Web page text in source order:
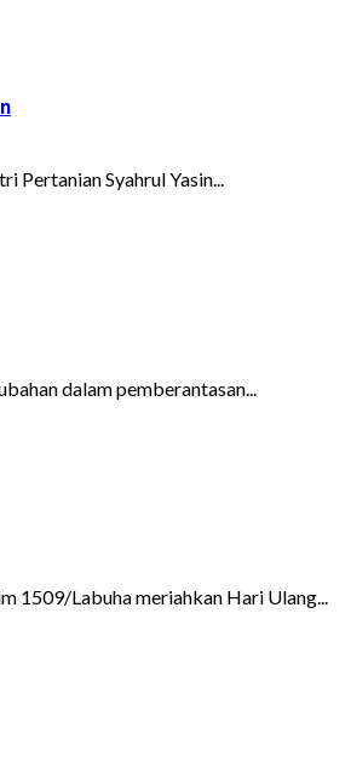
Pertanian Syahrul Yasin...
dalam pemberantasan...
1509/Labuha meriahkan Hari Ulang...